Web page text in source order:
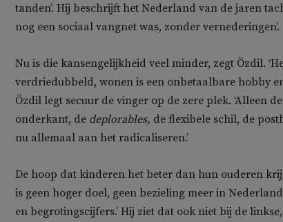
tanden’. Hij beschrijft het Nederland van de jaren
nog een sociaal vangnet was, zonder vernederingen’.
Nu is die kansengelijkheid veel minder, zegt Özdil.
verdriedubbeld, wonen is een onbetaalbare hobby
Özdil legt secuur de vinger op de zere plek. ‘Alleen
onderkant, de deplorables, de flexibele schil, de
nu allemaal aan het radicaliseren.’
De hoop dat kinderen het beter dan hun ouderen
is geen hoger doel, geen bezieling meer in
en begrotingscijfers.’ Hij ziet dat ook niet bij de